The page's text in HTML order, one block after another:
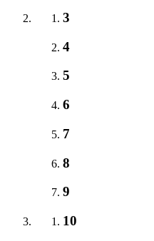
3
4
5
6
7
8
9
10